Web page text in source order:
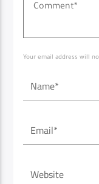
Your email address will